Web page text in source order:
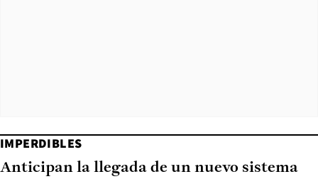
IMPERDIBLES
Anticipan la llegada de un nuevo sistema